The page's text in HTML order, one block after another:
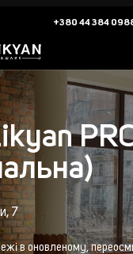
+380 44 384
7
в оновленому,